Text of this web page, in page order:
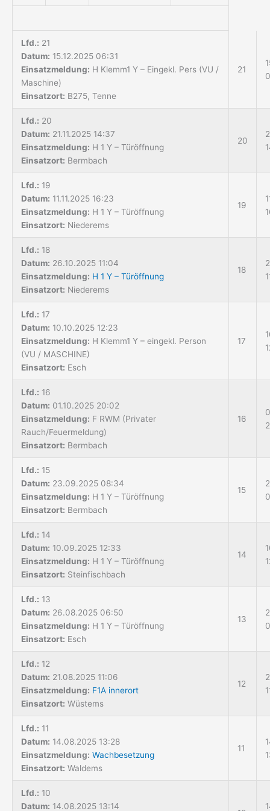
Lfd.: 21
Datum: 15.12.2025 06:31
Einsatzmeldung: H Klemm1 Y – Eingekl. Pers (VU /
Maschine)
Einsatzort: B275, Tenne
21
Lfd.: 20
Datum: 21.11.2025 14:37
Einsatzmeldung: H 1 Y – Türöffnung
Einsatzort: Bermbach
20
Lfd.: 19
Datum: 11.11.2025 16:23
Einsatzmeldung: H 1 Y – Türöffnung
Einsatzort: Niederems
19
Lfd.: 18
Datum: 26.10.2025 11:04
Einsatzmeldung: H 1 Y – Türöffnung
Einsatzort: Niederems
18
Lfd.: 17
Datum: 10.10.2025 12:23
Einsatzmeldung: H Klemm1 Y – eingekl. Person
(VU / MASCHINE)
Einsatzort: Esch
17
Lfd.: 16
Datum: 01.10.2025 20:02
Einsatzmeldung: F RWM (Privater
Rauch/Feuermeldung)
Einsatzort: Bermbach
16
Lfd.: 15
Datum: 23.09.2025 08:34
Einsatzmeldung: H 1 Y – Türöffnung
Einsatzort: Bermbach
15
Lfd.: 14
Datum: 10.09.2025 12:33
Einsatzmeldung: H 1 Y – Türöffnung
Einsatzort: Steinfischbach
14
Lfd.: 13
Datum: 26.08.2025 06:50
Einsatzmeldung: H 1 Y – Türöffnung
Einsatzort: Esch
13
Lfd.: 12
Datum: 21.08.2025 11:06
Einsatzmeldung: F1A innerort
Einsatzort: Wüstems
12
Lfd.: 11
Datum: 14.08.2025 13:28
Einsatzmeldung: Wachbesetzung
Einsatzort: Waldems
11
Lfd.: 10
Datum: 14.08.2025 13:14